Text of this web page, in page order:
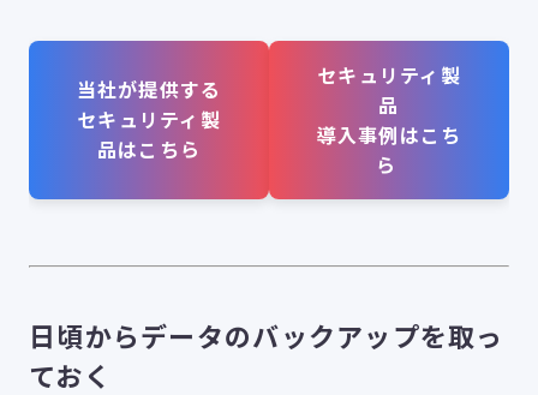
当社が提供する
セキュリティ製
品はこちら
セキュリティ製
品
導入事例はこち
ら
日頃からデータのバックアップを取っ
ておく